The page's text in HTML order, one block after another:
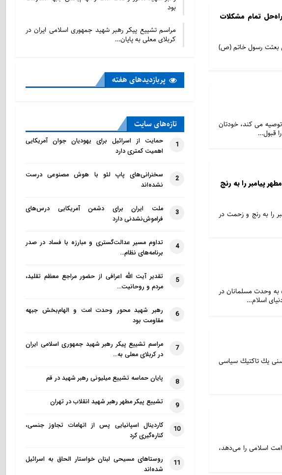
تمام مشکلات
بعثت رسول خاتم (ص)
می کند، خودتان
قبول…
پیامبر را به رنج
را به رنج و زحمت در
به وحدت مسلمانان در
اسلام…
یك تاكتیك سیاسی
امت اسلامی را می‌دهد،
بود
مراسم تشییع پیکر رهبر شهید جمهوری اسلامی ایران در
کربلای معلی به پایان…
پربازدید‌های هفته
تازه‌‌های سایت
1
حمایت از اسرائیل برای یهودیان جوان آمریکایی
اهمیت کمتری دارد
2
سخنرانی‌های پاپ لئو با هوش مصنوعی درست
نشده‌اند
3
ملت ایران برای دشمن آمریکایی درس‌های
فراموش‌نشدنی دارد
4
تداوم مسیر عدالت‌گستری و مبارزه با فساد در صدر
برنامه‌های نظام…
5
تقدیر آیت الله اعرافی از حضور مراجع معظم تقلید،
مردم و روحانیت…
6
رهبر شهید محور وحدت امت و الهام‌بخش جبهه
مقاومت بود
7
مراسم تشییع پیکر رهبر شهید جمهوری اسلامی ایران
در کربلای معلی به…
8 پایان حماسه تشییع میلیونی رهبر شهید در قم
9 تشییع پیکر مطهر رهبر شهید انقلاب در تهران
10
کاردینال اسپانیایی پس از اتهامات تجاوز جنسی،
کناره‌گیری کرد
11
روستاهای مسیحی لبنان خواستار الحاق به اسرائیل
شده‌اند